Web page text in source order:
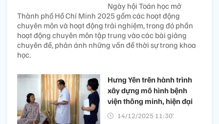
Ngày hội Toán học mở
Thành phố Hồ Chí Minh 2025 gồm các hoạt động
chuyên môn và hoạt động trải nghiệm, trong đó phần
hoạt động chuyên môn tập trung vào các bài giảng
chuyên đề, phản ánh những vấn đề thời sự trong khoa
học.
Hưng Yên trên hành trình
xây dựng mô hình bệnh
viện thông minh, hiện đại
14/12/2025 11:30’